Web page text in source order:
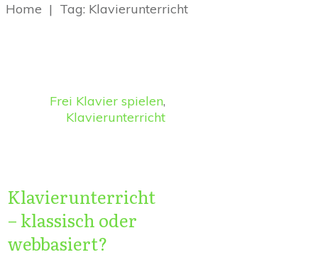
Home | Tag: Klavierunterricht
Frei Klavier spielen,
Klavierunterricht
Klavierunterricht
– klassisch oder
webbasiert?